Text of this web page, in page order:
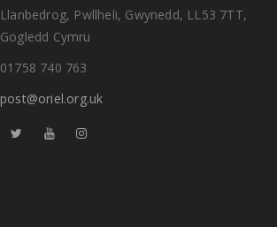
Llanbedrog, Pwllheli, Gwynedd, LL53 7TT,
Gogledd Cymru
01758 740 763
post@oriel.org.uk